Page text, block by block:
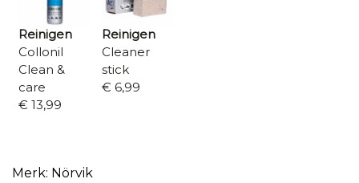
Reinigen
Collonil
Clean &
care
€ 13,99
Reinigen
Cleaner
stick
€ 6,99
Merk: Nörvik